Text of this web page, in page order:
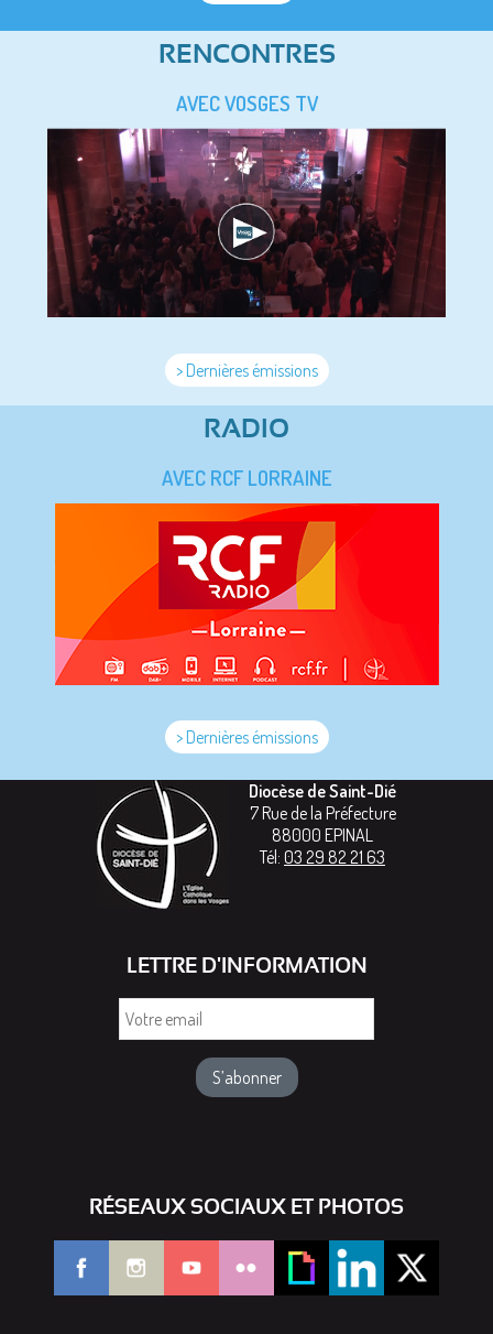
RENCONTRES
AVEC VOSGES TV
> Dernières émissions
RADIO
AVEC RCF LORRAINE
> Dernières émissions
Diocèse de Saint-Dié
7 Rue de la Préfecture
88000 EPINAL
Tél: 03 29 82 21 63
LETTRE D'INFORMATION
RÉSEAUX SOCIAUX ET PHOTOS